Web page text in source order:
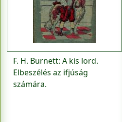
F. H. Burnett: A kis lord.
Elbeszélés az ifjúság
számára.